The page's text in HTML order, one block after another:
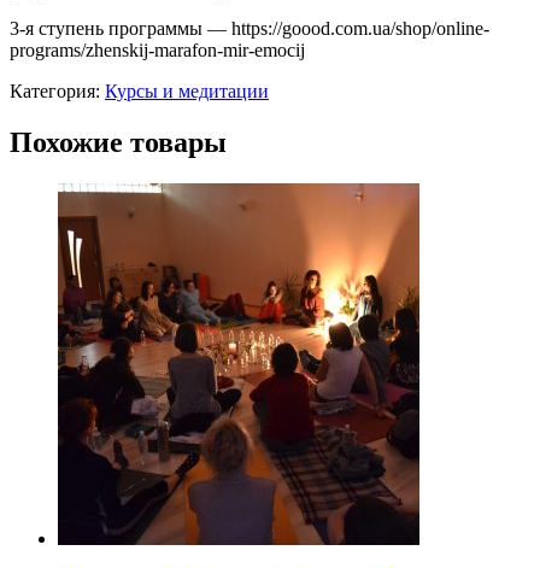
3-я ступень программы — https://goood.com.ua/shop/online-
programs/zhenskij-marafon-mir-emocij
Категория: Курсы и медитации
Похожие товары